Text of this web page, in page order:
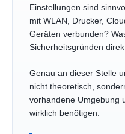
Einstellungen sind
mit WLAN, Drucker,
Geräten verbunden?
Sicherheitsgründen
Genau an dieser Stelle
nicht theoretisch,
vorhandene Umgebung
wirklich benötigen.